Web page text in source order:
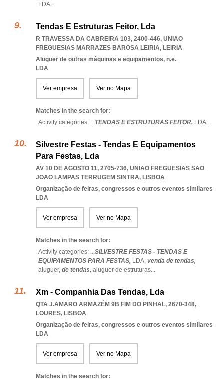
LDA...
Tendas E Estruturas Feitor, Lda
R TRAVESSA DA CABREIRA 103, 2400-446, UNIAO
FREGUESIAS MARRAZES BAROSA LEIRIA, LEIRIA
Aluguer de outras máquinas e equipamentos, n.e.
LDA
Ver empresa Ver no Mapa
Matches in the search for:
Activity categories: ...TENDAS E ESTRUTURAS FEITOR, LDA...
Silvestre Festas - Tendas E Equipamentos
Para Festas, Lda
AV 10 DE AGOSTO 11, 2705-736, UNIAO FREGUESIAS SAO
JOAO LAMPAS TERRUGEM SINTRA, LISBOA
Organização de feiras, congressos e outros eventos similares
LDA
Ver empresa Ver no Mapa
Matches in the search for:
Activity categories: ...SILVESTRE FESTAS - TENDAS E
EQUIPAMENTOS PARA FESTAS, LDA, venda de tendas,
aluguer, de tendas, aluguer de estruturas...
Xm - Companhia Das Tendas, Lda
QTA J.AMARO ARMAZÉM 9B FIM DO PINHAL, 2670-348,
LOURES, LISBOA
Organização de feiras, congressos e outros eventos similares
LDA
Ver empresa Ver no Mapa
Matches in the search for: